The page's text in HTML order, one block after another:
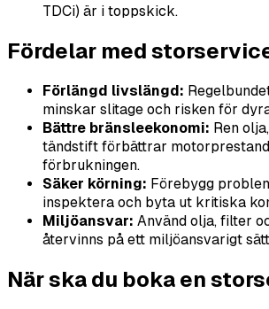
TDCi) är i toppskick.
Fördelar med
Förlängd livslängd:
minskar slitage och risken för
Bättre bränsleekonomi: Ren
tändstift förbättrar
förbrukningen.
Säker körning: Förebygg
inspektera och byta ut kritiska
Miljöansvar: Använd olja, filter
återvinns på ett miljöansvarigt
När ska du boka en